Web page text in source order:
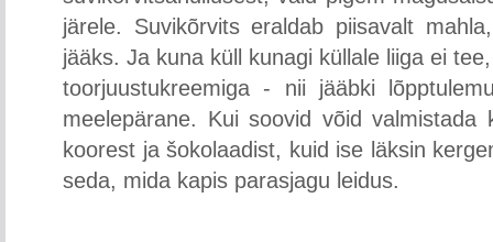
järele. Suvikõrvits eraldab piisavalt
jääks. Ja kuna küll kunagi küllale liiga ei
toorjuustukreemiga - nii jääbki
meelepärane. Kui soovid võid valmistada
koorest ja šokolaadist, kuid ise läksin
seda, mida kapis parasjagu leidus.